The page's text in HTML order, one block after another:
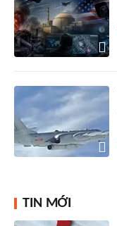
TIN MỚI